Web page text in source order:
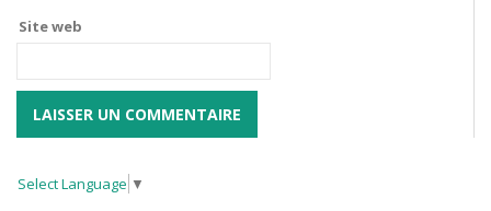
Site web
Select Language ▼